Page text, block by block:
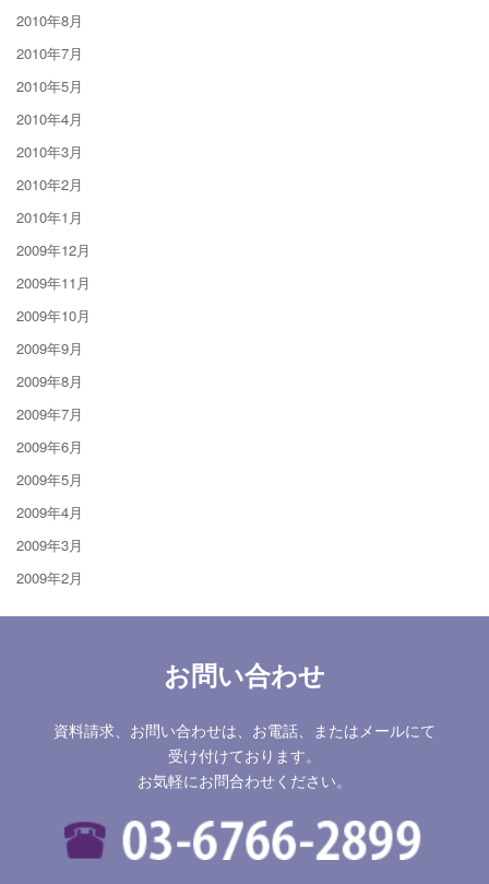
2010年8月
2010年7月
2010年5月
2010年4月
2010年3月
2010年2月
2010年1月
2009年12月
2009年11月
2009年10月
2009年9月
2009年8月
2009年7月
2009年6月
2009年5月
2009年4月
2009年3月
2009年2月
お問い合わせ
資料請求、お問い合わせは、お電話、またはメールにて
受け付けております。
お気軽にお問合わせください。